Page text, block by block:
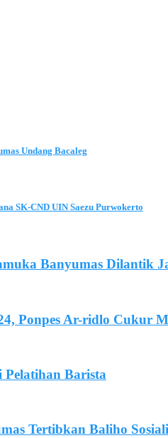
Undang Bacaleg
SK-CND UIN Saezu Purwokerto
Banyumas Dilantik
Ponpes Ar-ridlo Cukur
Barista
Tertibkan Baliho